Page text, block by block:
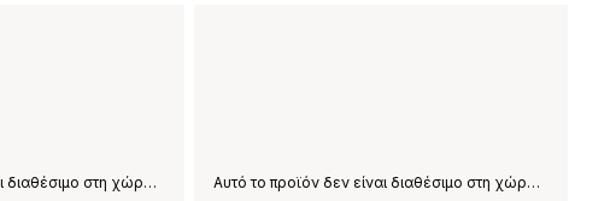
Αυτό το προϊόν δεν είναι διαθέσιμο στη χώρα παράδοσης που έχετε επιλέξει. Αυτό το προϊόν δεν είναι διαθέσιμο στη χώρα παράδοσης που έχετε επιλέξει.